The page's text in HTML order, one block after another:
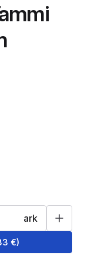
ark
€)